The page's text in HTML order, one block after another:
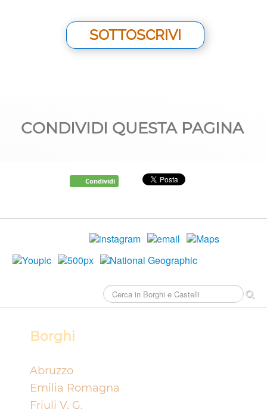
SOTTOSCRIVI
CONDIVIDI QUESTA PAGINA
Condividi
Borghi
Abruzzo
Emilia Romagna
Friuli V. G.